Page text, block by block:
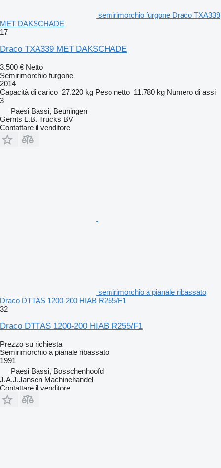
semirimorchio furgone Draco TXA339
MET DAKSCHADE
17
Draco TXA339 MET DAKSCHADE
3.500 € Netto
Semirimorchio furgone
2014
Capacità di carico 27.220 kg Peso netto 11.780 kg Numero di assi
3
Paesi Bassi, Beuningen
Gerrits L.B. Trucks BV
Contattare il venditore
semirimorchio a pianale ribassato
Draco DTTAS 1200-200 HIAB R255/F1
32
Draco DTTAS 1200-200 HIAB R255/F1
Prezzo su richiesta
Semirimorchio a pianale ribassato
1991
Paesi Bassi, Bosschenhoofd
J.A.J.Jansen Machinehandel
Contattare il venditore